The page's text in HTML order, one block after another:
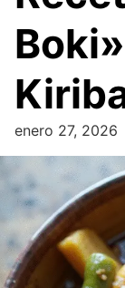
enero 27, 2026